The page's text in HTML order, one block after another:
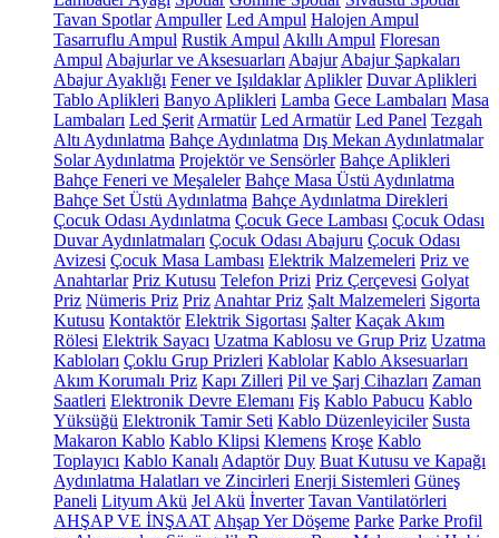
Tavan Spotlar Ampuller Led Ampul Halojen Ampul
Tasarruflu Ampul Rustik Ampul Akıllı Ampul Floresan
Ampul Abajurlar ve Aksesuarları Abajur Abajur Şapkaları
Abajur Ayaklığı Fener ve Işıldaklar Aplikler Duvar Aplikleri
Tablo Aplikleri Banyo Aplikleri Lamba Gece Lambaları Masa
Lambaları Led Şerit Armatür Led Armatür Led Panel Tezgah
Altı Aydınlatma Bahçe Aydınlatma Dış Mekan Aydınlatmalar
Solar Aydınlatma Projektör ve Sensörler Bahçe Aplikleri
Bahçe Feneri ve Meşaleler Bahçe Masa Üstü Aydınlatma
Bahçe Set Üstü Aydınlatma Bahçe Aydınlatma Direkleri
Çocuk Odası Aydınlatma Çocuk Gece Lambası Çocuk Odası
Duvar Aydınlatmaları Çocuk Odası Abajuru Çocuk Odası
Avizesi Çocuk Masa Lambası Elektrik Malzemeleri Priz ve
Anahtarlar Priz Kutusu Telefon Prizi Priz Çerçevesi Golyat
Priz Nümeris Priz Priz Anahtar Priz Şalt Malzemeleri Sigorta
Kutusu Kontaktör Elektrik Sigortası Şalter Kaçak Akım
Rölesi Elektrik Sayacı Uzatma Kablosu ve Grup Priz Uzatma
Kabloları Çoklu Grup Prizleri Kablolar Kablo Aksesuarları
Akım Korumalı Priz Kapı Zilleri Pil ve Şarj Cihazları Zaman
Saatleri Elektronik Devre Elemanı Fiş Kablo Pabucu Kablo
Yüksüğü Elektronik Tamir Seti Kablo Düzenleyiciler Susta
Makaron Kablo Kablo Klipsi Klemens Kroşe Kablo
Toplayıcı Kablo Kanalı Adaptör Duy Buat Kutusu ve Kapağı
Aydınlatma Halatları ve Zincirleri Enerji Sistemleri Güneş
Paneli Lityum Akü Jel Akü İnverter Tavan Vantilatörleri
AHŞAP VE İNŞAAT Ahşap Yer Döşeme Parke Parke Profil